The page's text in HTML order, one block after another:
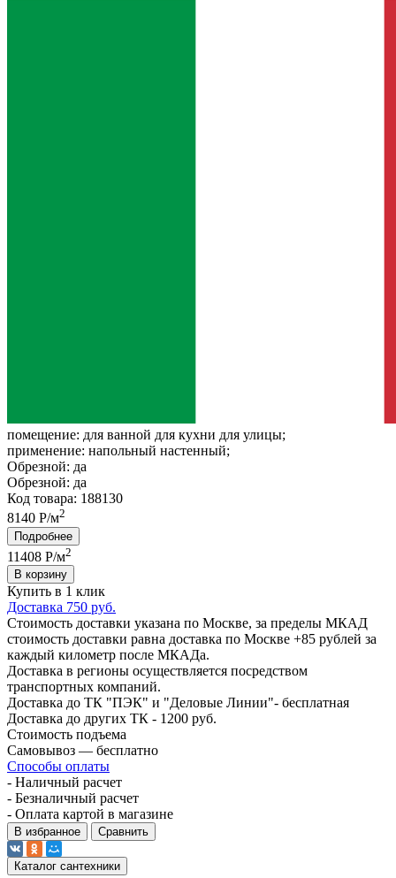
помещение: для ванной для кухни для улицы;
применение: напольный настенный;
Обрезной: да
Обрезной: да
Код товара: 188130
8140 Р/м2
Подробнее
11408 Р/м2
В корзину
Купить в 1 клик
Доставка 750 руб.
Стоимость доставки указана по Москве, за пределы МКАД
стоимость доставки равна доставка по Москве +85 рублей за
каждый километр после МКАДа.
Доставка в регионы осуществляется посредством
транспортных компаний.
Доставка до ТК "ПЭК" и "Деловые Линии"- бесплатная
Доставка до других ТК - 1200 руб.
Стоимость подъема
Самовывоз — бесплатно
Способы оплаты
- Наличный расчет
- Безналичный расчет
- Оплата картой в магазине
В избранное Сравнить
Каталог сантехники